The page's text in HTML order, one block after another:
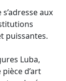
aux
puissantes.
Luba,
d’art